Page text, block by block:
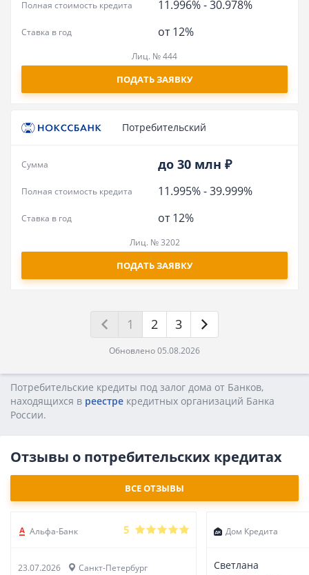
11.996%-30.978%
Полная стоимость кредита
от 12%
Ставка в год
Лиц. № 444
ПОДАТЬ ЗАЯВКУ
Потребительский
до 30 млн ₽
Сумма
11.995%-39.999%
Полная стоимость кредита
от 12%
Ставка в год
Лиц. № 3202
ПОДАТЬ ЗАЯВКУ
1 2 3
Обновлено 05.08.2026
Потребительские кредиты под залог дома от Банков,
находящихся в реестре кредитных opгaнизaций Бaнкa
Poccии.
Отзывы о потребительских кредитах
ВСЕ ОТЗЫВЫ
Альфа-Банк 5
23.07.2026 Санкт-Петербург
Дом Кредита
Светлана